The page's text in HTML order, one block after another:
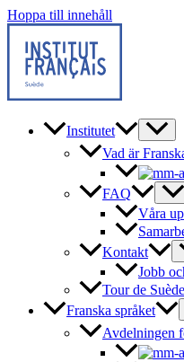
Hoppa till innehåll
Institutet
Vad är
FAQ
Våra
Kontakt
Jobb
Tour de Suède
Franska språket
Avdelningen